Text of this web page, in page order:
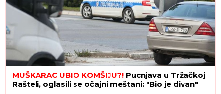
MUŠKARAC UBIO KOMŠIJU?! Pucnjava u Tržačkoj
Rašteli, oglasili se očajni meštani: "Bio je divan"